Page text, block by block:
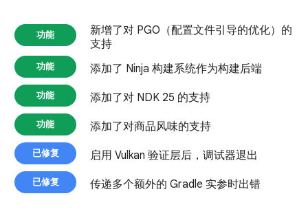
功能
新增了对 PGO（配置文件引导的优化）的
支持
功能 添加了 Ninja 构建系统作为构建后端
功能 添加了对 NDK 25 的支持
功能 添加了对商品风味的支持
已修复 启用 Vulkan 验证层后，调试器退出
已修复 传递多个额外的 Gradle 实参时出错